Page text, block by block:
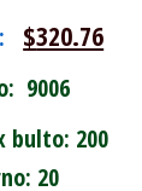
$320.76
9006
bulto: 200
20